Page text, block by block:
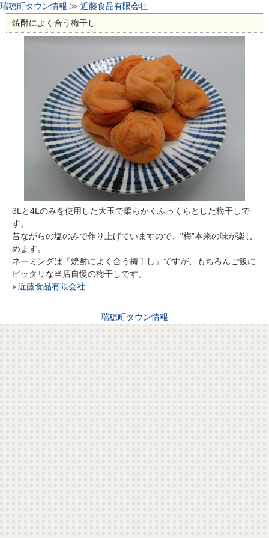
瑞穂町タウン情報 ≫ 近藤食品有限会社
焼酎によく合う梅干し
3Lと4Lのみを使用した大玉で柔らかくふっくらとした梅干しで
す。
昔ながらの塩のみで作り上げていますので、”梅”本来の味が楽し
めます。
ネーミングは『焼酎によく合う梅干し』ですが、もちろんご飯に
ピッタリな当店自慢の梅干しです。
近藤食品有限会社
瑞穂町タウン情報